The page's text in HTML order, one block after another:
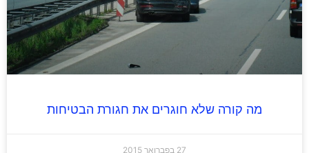
מה קורה שלא חוגרים את חגורת הבטיחות
27 בפברואר 2015